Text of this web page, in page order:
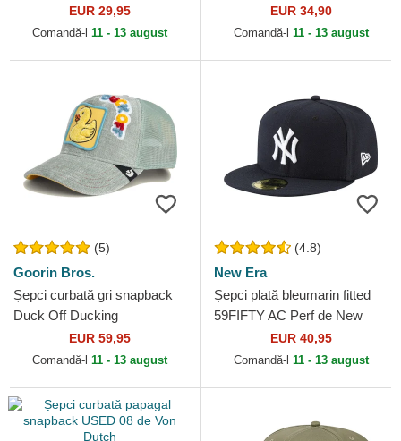
de New York Yankees MLB
de New Era
EUR 29,95
Comandă-l 11 - 13 august
Dragon Ball de Capslab
EUR 34,90
Comandă-l 11 - 13 august
(5)
Goorin Bros.
Șepci curbată gri snapback
Duck Off Ducking
Autocorrect Happy Thoughts
The Farm Goorin Bros.
EUR 59,95
Comandă-l 11 - 13 august
(4.8)
New Era
Șepci plată bleumarin fitted
59FIFTY AC Perf de New
York Yankees MLB de New
Era
EUR 40,95
Comandă-l 11 - 13 august